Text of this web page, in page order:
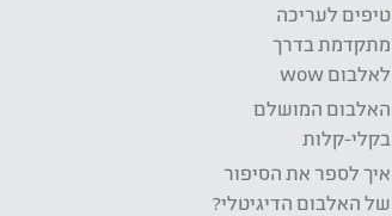
טיפים לעריכה
מתקדמת בדרך
לאלבום wow
האלבום המושלם
בקלי-קלות
איך לספר את הסיפור
של האלבום הדיגיטלי?